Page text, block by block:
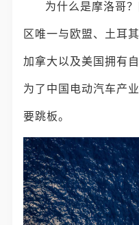
为什么是摩洛哥
区唯一与欧盟、土耳
加拿大以及美国拥有
为了中国电动汽车产
要跳板。